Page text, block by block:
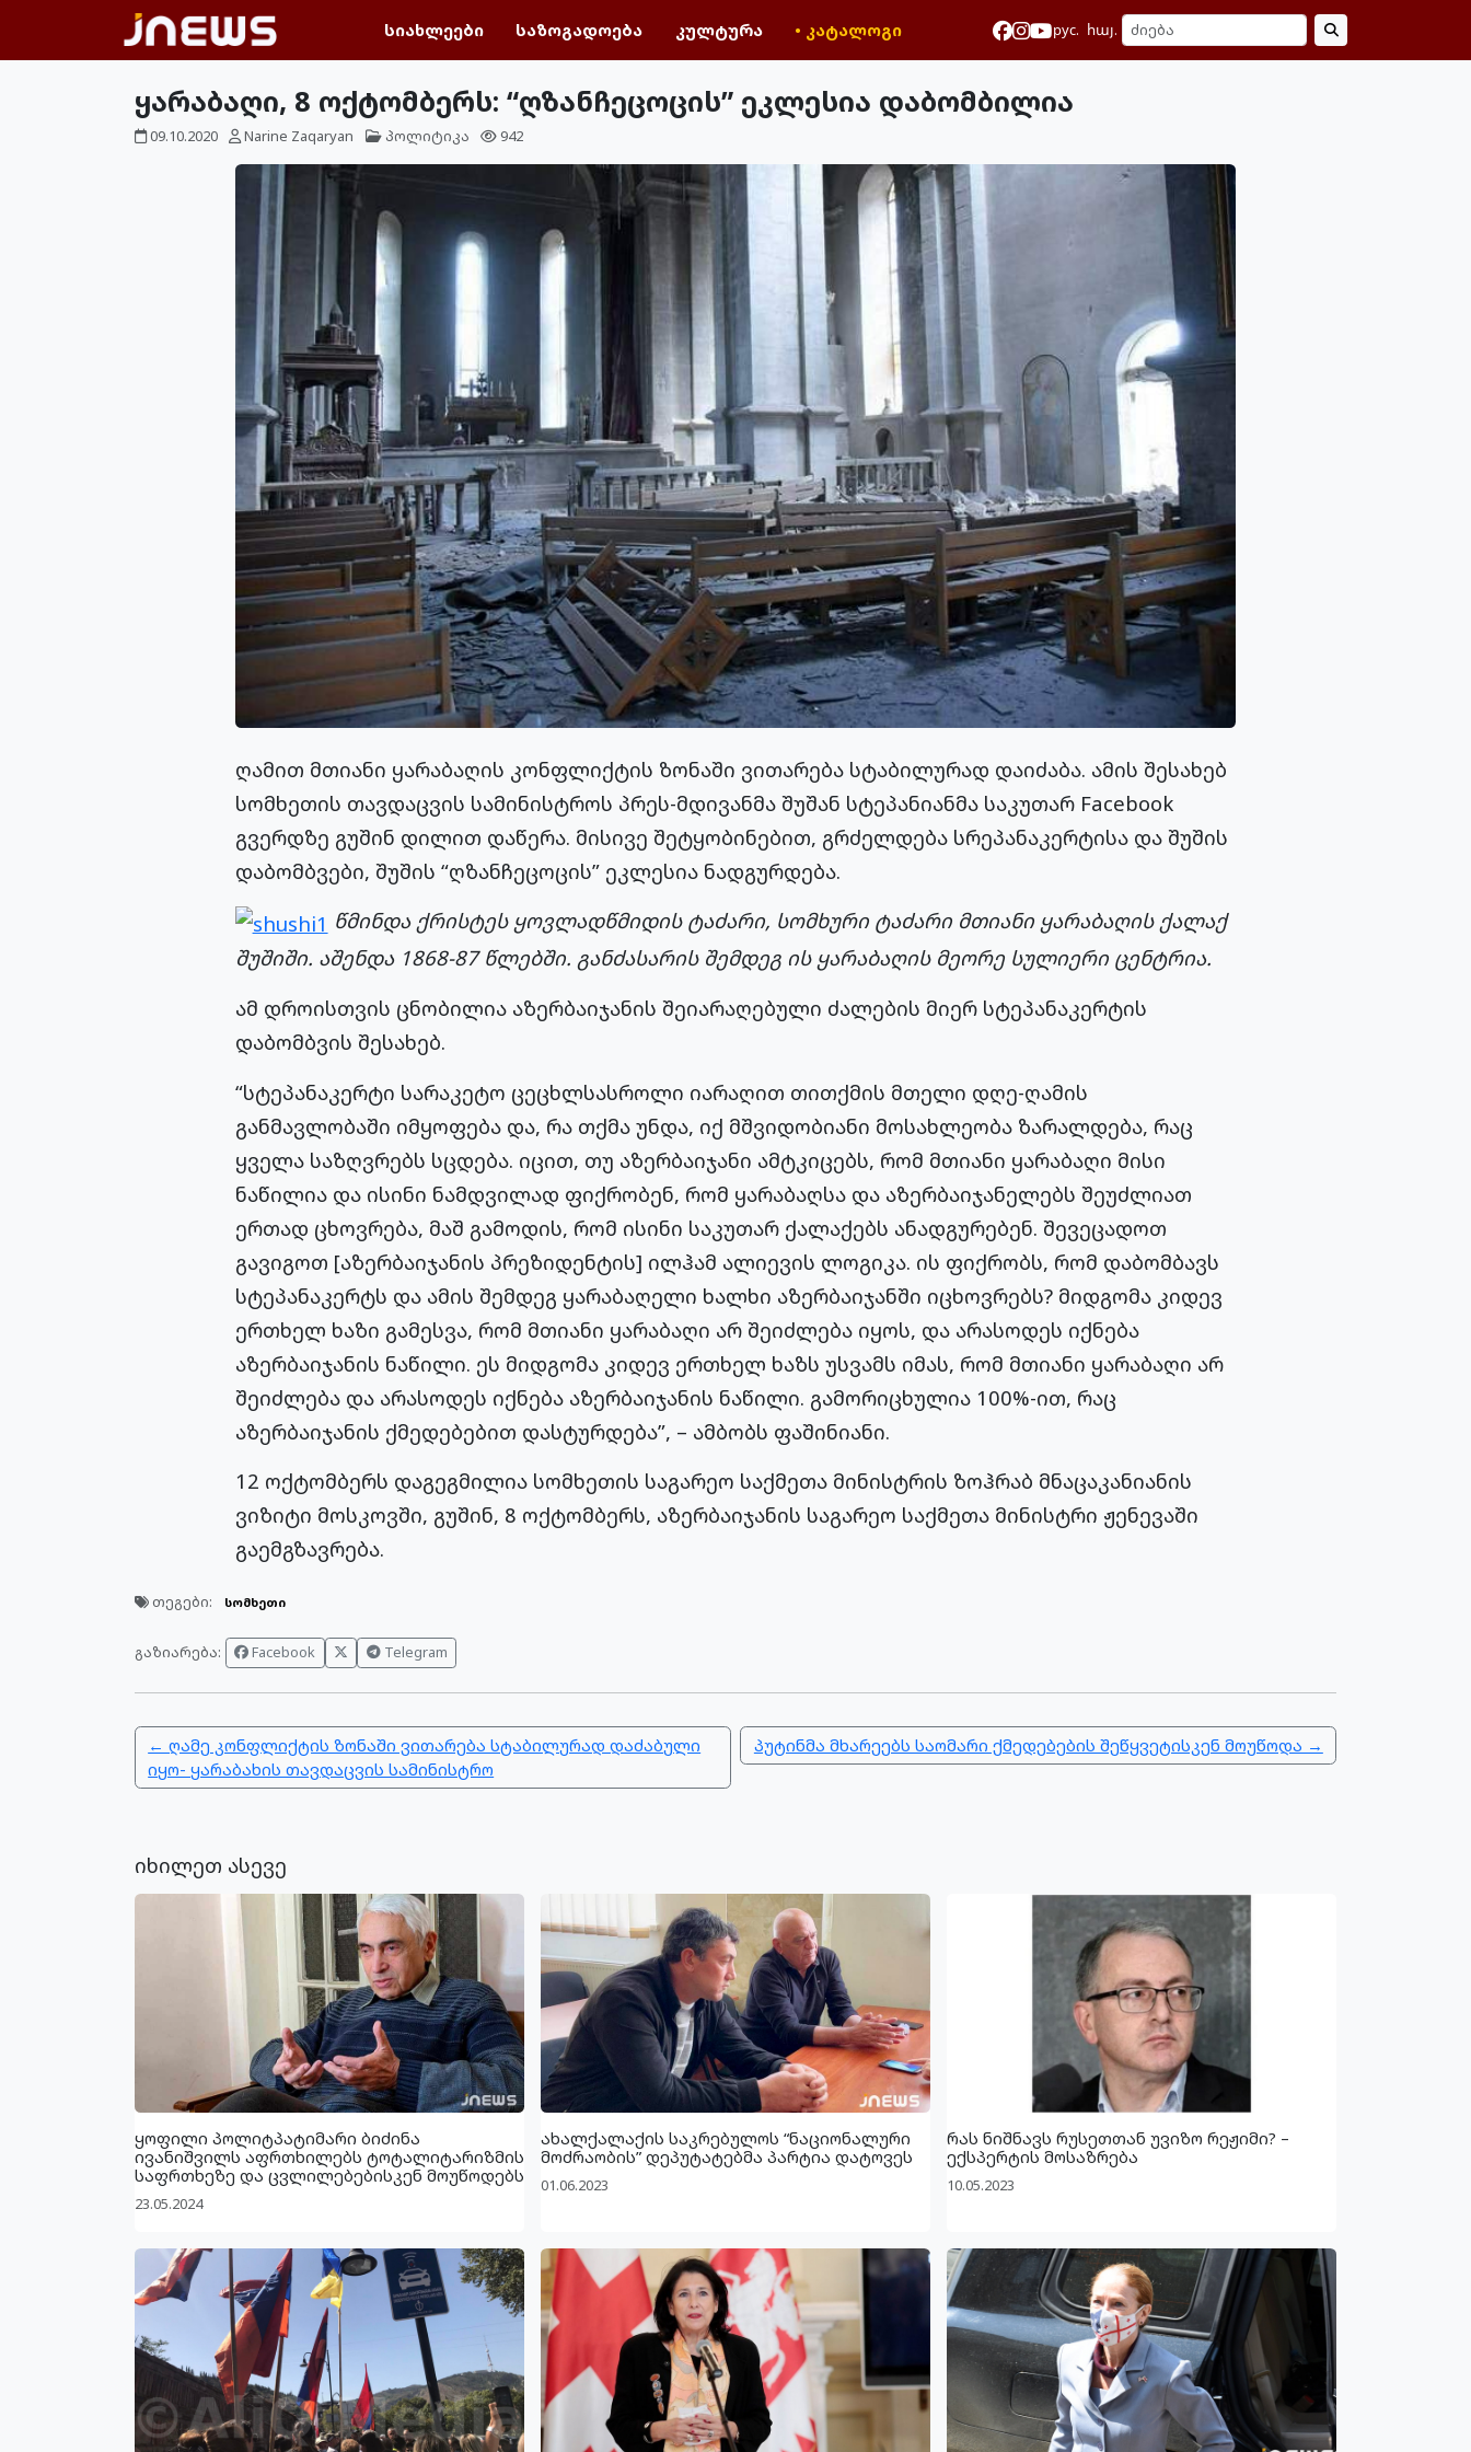
სიახლეები საზოგადოება კულტურა • კატალოგი рус. հայ.
ყარაბაღი, 8 ოქტომბერს: “ღზანჩეცოცის” ეკლესია დაბომბილია
09.10.2020 Narine Zaqaryan პოლიტიკა 942
ღამით მთიანი ყარაბაღის კონფლიქტის ზონაში ვითარება სტაბილურად დაიძაბა. ამის შესახებ
სომხეთის თავდაცვის სამინისტროს პრეს-მდივანმა შუშან სტეპანიანმა საკუთარ Facebook
გვერდზე გუშინ დილით დაწერა. მისივე შეტყობინებით, გრძელდება სრეპანაკერტისა და შუშის
დაბომბვები, შუშის “ღზანჩეცოცის” ეკლესია ნადგურდება.
წმინდა ქრისტეს ყოვლადწმიდის ტაძარი, სომხური ტაძარი მთიანი ყარაბაღის ქალაქ
შუშიში. აშენდა 1868-87 წლებში. განძასარის შემდეგ ის ყარაბაღის მეორე სულიერი ცენტრია.
ამ დროისთვის ცნობილია აზერბაიჯანის შეიარაღებული ძალების მიერ სტეპანაკერტის
დაბომბვის შესახებ.
“სტეპანაკერტი სარაკეტო ცეცხლსასროლი იარაღით თითქმის მთელი დღე-ღამის
განმავლობაში იმყოფება და, რა თქმა უნდა, იქ მშვიდობიანი მოსახლეობა ზარალდება, რაც
ყველა საზღვრებს სცდება. იცით, თუ აზერბაიჯანი ამტკიცებს, რომ მთიანი ყარაბაღი მისი
ნაწილია და ისინი ნამდვილად ფიქრობენ, რომ ყარაბაღსა და აზერბაიჯანელებს შეუძლიათ
ერთად ცხოვრება, მაშ გამოდის, რომ ისინი საკუთარ ქალაქებს ანადგურებენ. შევეცადოთ
გავიგოთ [აზერბაიჯანის პრეზიდენტის] ილჰამ ალიევის ლოგიკა. ის ფიქრობს, რომ დაბომბავს
სტეპანაკერტს და ამის შემდეგ ყარაბაღელი ხალხი აზერბაიჯანში იცხოვრებს? მიდგომა კიდევ
ერთხელ ხაზი გამესვა, რომ მთიანი ყარაბაღი არ შეიძლება იყოს, და არასოდეს იქნება
აზერბაიჯანის ნაწილი. ეს მიდგომა კიდევ ერთხელ ხაზს უსვამს იმას, რომ მთიანი ყარაბაღი არ
შეიძლება და არასოდეს იქნება აზერბაიჯანის ნაწილი. გამორიცხულია 100%-ით, რაც
აზერბაიჯანის ქმედებებით დასტურდება”, – ამბობს ფაშინიანი.
12 ოქტომბერს დაგეგმილია სომხეთის საგარეო საქმეთა მინისტრის ზოჰრაბ მნაცაკანიანის
ვიზიტი მოსკოვში, გუშინ, 8 ოქტომბერს, აზერბაიჯანის საგარეო საქმეთა მინისტრი ჟენევაში
გაემგზავრება.
თეგები: სომხეთი
გაზიარება: Facebook Telegram
← ღამე კონფლიქტის ზონაში ვითარება სტაბილურად დაძაბული
იყო- ყარაბახის თავდაცვის სამინისტრო
პუტინმა მხარეებს საომარი ქმედებების შეწყვეტისკენ მოუწოდა →
იხილეთ ასევე
ყოფილი პოლიტპატიმარი ბიძინა
ივანიშვილს აფრთხილებს ტოტალიტარიზმის
საფრთხეზე და ცვლილებებისკენ მოუწოდებს
23.05.2024
ახალქალაქის საკრებულოს “ნაციონალური
მოძრაობის” დეპუტატებმა პარტია დატოვეს
01.06.2023
რას ნიშნავს რუსეთთან უვიზო რეჟიმი? –
ექსპერტის მოსაზრება
10.05.2023